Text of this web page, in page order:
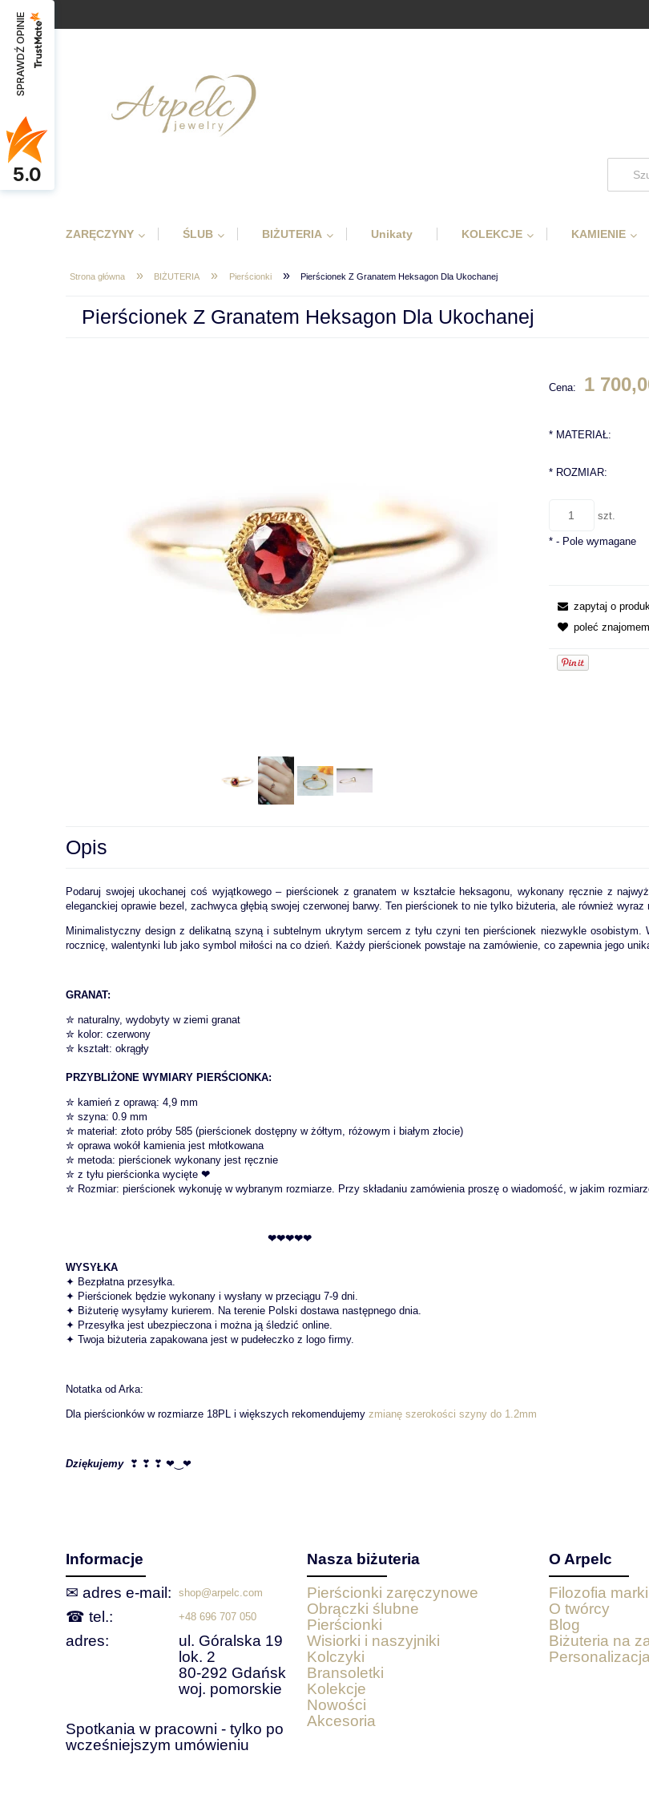
ZARĘCZYNY ŚLUB BIŻUTERIA Unikaty KOLEKCJE KAMIENIE
Strona główna » BIŻUTERIA » Pierścionki » Pierścionek Z Granatem Heksagon Dla Ukochanej
Pierścionek Z Granatem Heksagon Dla Ukochanej
Cena: 1
*MATERIAŁ:
*ROZMIAR:
szt.
*- Pole wymagane
zapytaj o
poleć
Opis
Podaruj swojej ukochanej coś wyjątkowego – pierścionek z granatem w kształcie heksagonu, wykonany ręcznie z
eleganckiej oprawie bezel, zachwyca głębią swojej czerwonej barwy. Ten pierścionek to nie tylko biżuteria, ale również wyraz
Minimalistyczny design z delikatną szyną i subtelnym ukrytym sercem z tyłu czyni ten pierścionek niezwykle
rocznicę, walentynki lub jako symbol miłości na co dzień. Każdy pierścionek powstaje na zamówienie, co zapewnia jego
GRANAT:
✮ naturalny, wydobyty w ziemi granat
✮ kolor: czerwony
✮ kształt: okrągły
PRZYBLIŻONE WYMIARY PIERŚCIONKA:
✮ kamień z oprawą: 4,9 mm
✮ szyna: 0.9 mm
✮ materiał: złoto próby 585 (pierścionek dostępny w żółtym, różowym i białym złocie)
✮ oprawa wokół kamienia jest młotkowana
✮ metoda: pierścionek wykonany jest ręcznie
✮ z tyłu pierścionka wycięte ❤
✮ Rozmiar: pierścionek wykonuję w wybranym rozmiarze. Przy składaniu zamówienia proszę o wiadomość, w jakim
❤❤❤❤❤
WYSYŁKA
✦ Bezpłatna przesyłka.
✦ Pierścionek będzie wykonany i wysłany w przeciągu 7-9 dni.
✦ Biżuterię wysyłamy kurierem. Na terenie Polski dostawa następnego dnia.
✦ Przesyłka jest ubezpieczona i można ją śledzić online.
✦ Twoja biżuteria zapakowana jest w pudełeczko z logo firmy.
Notatka od Arka:
Dla pierścionków w rozmiarze 18PL i większych rekomendujemy zmianę szerokości szyny do 1.2mm
Dziękujemy ❣ ❣ ❣ ❤‿❤
Informacje
✉ adres e‑mail:
shop@arpelc.com
☎ tel.: +48 696 707 050
adres:
ul. Góralska 19
lok. 2
80-292 Gdańsk
woj. pomorskie
Spotkania w pracowni - tylko po
wcześniejszym umówieniu
Nasza biżuteria
Pierścionki zaręczynowe
Obrączki ślubne
Pierścionki
Wisiorki i naszyjniki
Kolczyki
Bransoletki
Kolekcje
Nowości
Akcesoria
O Arpelc
Filozofia marki
O twórcy
Blog
Biżuteria na
SPRAWDŹ OPINIE
5.0